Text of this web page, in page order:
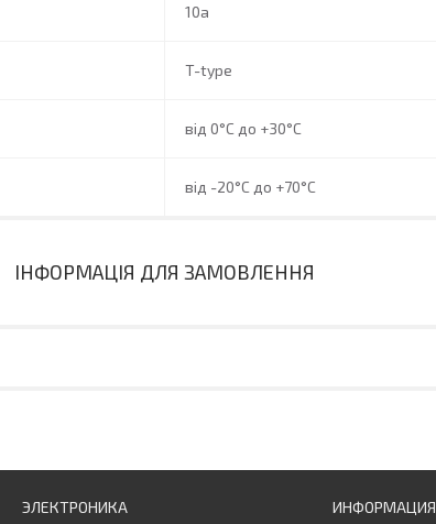
10a
T-type
від 0°C до +30°C
від -20°C до +70°C
ІНФОРМАЦІЯ ДЛЯ ЗАМОВЛЕННЯ
ЭЛЕКТРОНИКА ИНФОРМАЦИЯ